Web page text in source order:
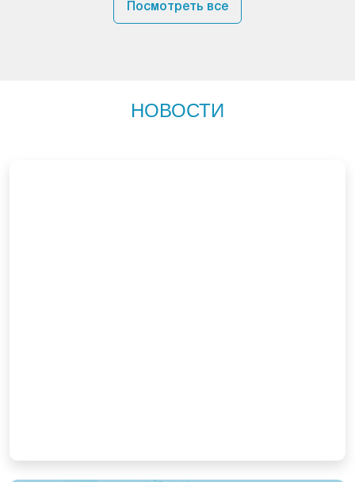
Посмотреть все
НОВОСТИ